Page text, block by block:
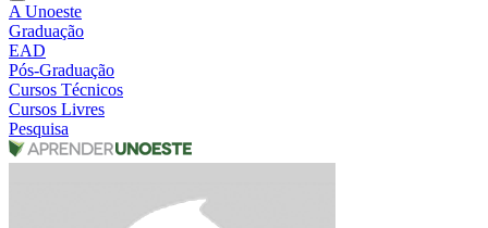
A Unoeste
Graduação
EAD
Pós-Graduação
Cursos Técnicos
Cursos Livres
Pesquisa